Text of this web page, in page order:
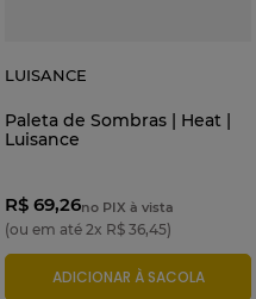
LUISANCE
Paleta de Sombras | Heat |
Luisance
R$ 69,26no PIX à vista
(ou em até 2x R$ 36,45)
ADICIONAR À SACOLA